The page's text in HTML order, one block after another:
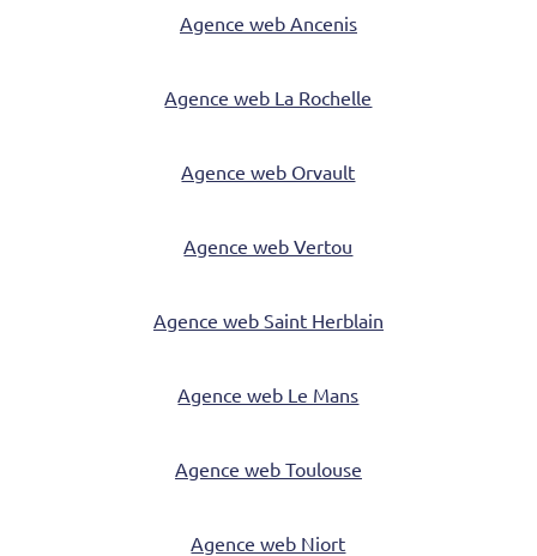
Agence web Ancenis
Agence web La Rochelle
Agence web Orvault
Agence web Vertou
Agence web Saint Herblain
Agence web Le Mans
Agence web Toulouse
Agence web Niort